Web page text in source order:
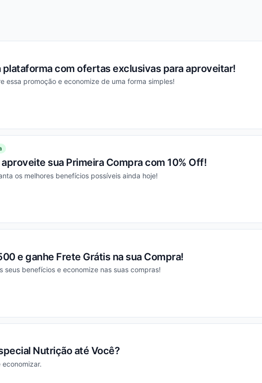
plataforma com ofertas exclusivas para aproveitar!
essa promoção e economize de uma forma simples!
sua Primeira Compra com 10% Off!
os melhores benefícios possíveis ainda hoje!
e ganhe Frete Grátis na sua Compra!
seus benefícios e economize nas suas compras!
Nutrição até Você?